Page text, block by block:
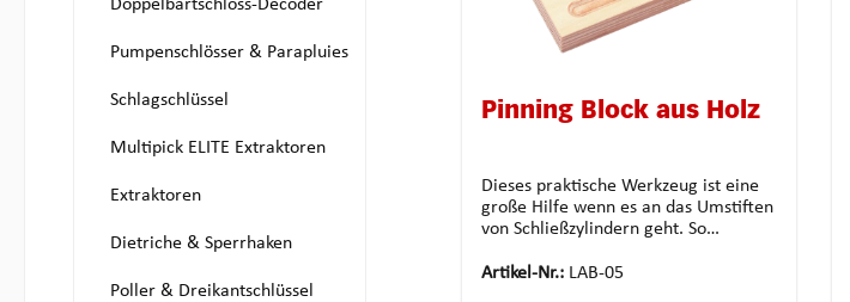
Doppelbartschloss-Decoder
Pumpenschlösser & Parapluies
Schlagschlüssel
Multipick ELITE Extraktoren
Extraktoren
Dietriche & Sperrhaken
Poller & Dreikantschlüssel
Pinning Block aus Holz
Dieses praktische Werkzeug ist eine
große Hilfe wenn es an das Umstiften
von Schließzylindern geht. So
und vertauschen keine Stifte oder
Artikel-Nr.: LAB-05